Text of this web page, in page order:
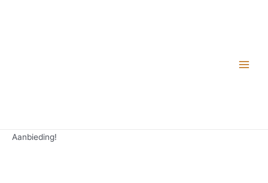
Aanbieding!